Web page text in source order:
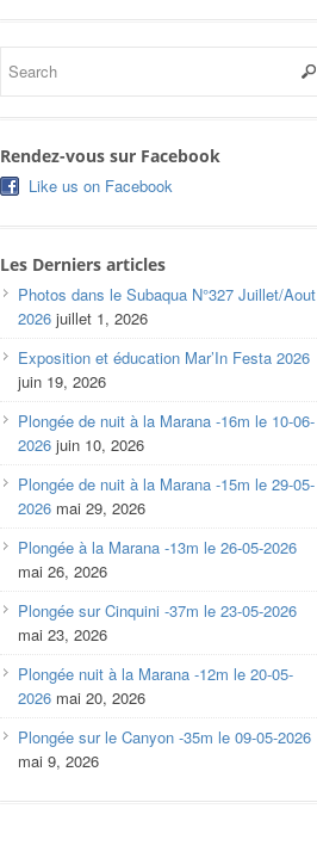
Rendez-vous sur Facebook
Like us on Facebook
Les Derniers articles
Photos dans le Subaqua N°327 Juillet/Aout
2026 juillet 1, 2026
Exposition et éducation Mar’In Festa 2026
juin 19, 2026
Plongée de nuit à la Marana -16m le 10-06-
2026 juin 10, 2026
Plongée de nuit à la Marana -15m le 29-05-
2026 mai 29, 2026
Plongée à la Marana -13m le 26-05-2026
mai 26, 2026
Plongée sur Cinquini -37m le 23-05-2026
mai 23, 2026
Plongée nuit à la Marana -12m le 20-05-
2026 mai 20, 2026
Plongée sur le Canyon -35m le 09-05-2026
mai 9, 2026